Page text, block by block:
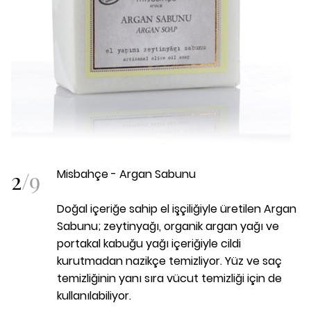
2/9 Misbahçe - Argan Sabunu
Doğal içeriğe sahip el işçiliğiyle üretilen Argan
Sabunu; zeytinyağı, organik argan yağı ve
portakal kabuğu yağı içeriğiyle cildi
kurutmadan nazikçe temizliyor. Yüz ve saç
temizliğinin yanı sıra vücut temizliği için de
kullanılabiliyor.